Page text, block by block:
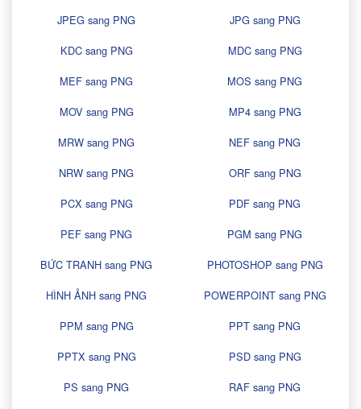
JPEG sang PNG
JPG sang PNG
KDC sang PNG
MDC sang PNG
MEF sang PNG
MOS sang PNG
MOV sang PNG
MP4 sang PNG
MRW sang PNG
NEF sang PNG
NRW sang PNG
ORF sang PNG
PCX sang PNG
PDF sang PNG
PEF sang PNG
PGM sang PNG
BỨC TRANH sang PNG
PHOTOSHOP sang PNG
HÌNH ẢNH sang PNG
POWERPOINT sang PNG
PPM sang PNG
PPT sang PNG
PPTX sang PNG
PSD sang PNG
PS sang PNG
RAF sang PNG